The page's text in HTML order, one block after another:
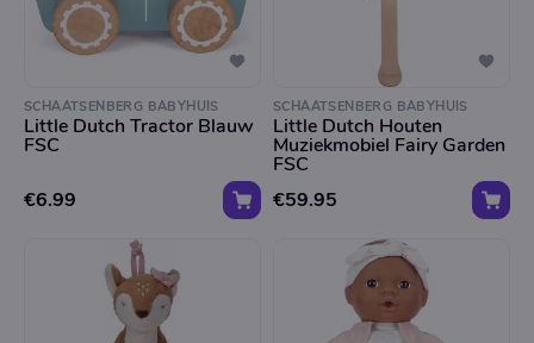
SCHAATSENBERG BABYHUIS
Little Dutch Tractor Blauw
FSC
€6.99
SCHAATSENBERG BABYHUIS
Little Dutch Houten
Muziekmobiel Fairy Garden
FSC
€59.95